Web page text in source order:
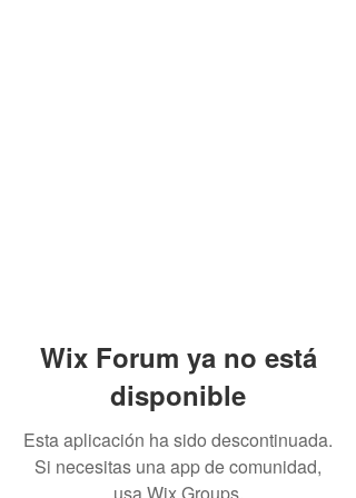
Wix Forum ya no está
disponible
Esta aplicación ha sido descontinuada.
Si necesitas una app de comunidad,